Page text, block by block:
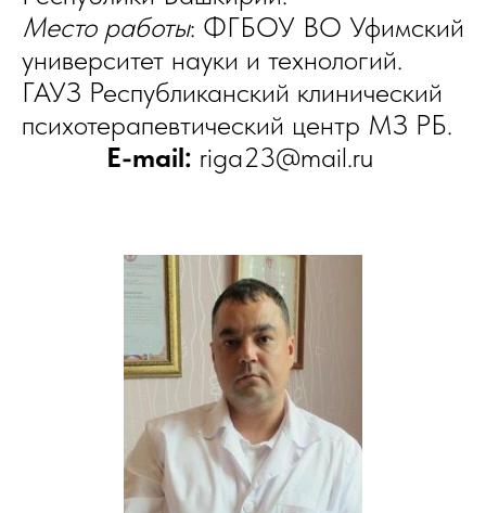
Место работы: ФГБОУ ВО Уфимский
университет науки и технологий.
ГАУЗ Республиканский клинический
психотерапевтический центр МЗ РБ.
E-mail: riga23@mail.ru